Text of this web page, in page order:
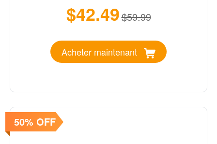
$42.49$59.99
Acheter maintenant
50% OFF